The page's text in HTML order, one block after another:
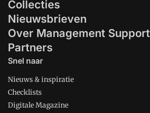
Collecties
Nieuwsbrieven
Over Management Support
Partners
Snel naar
Nieuws & inspiratie
Checklists
Digitale Magazine